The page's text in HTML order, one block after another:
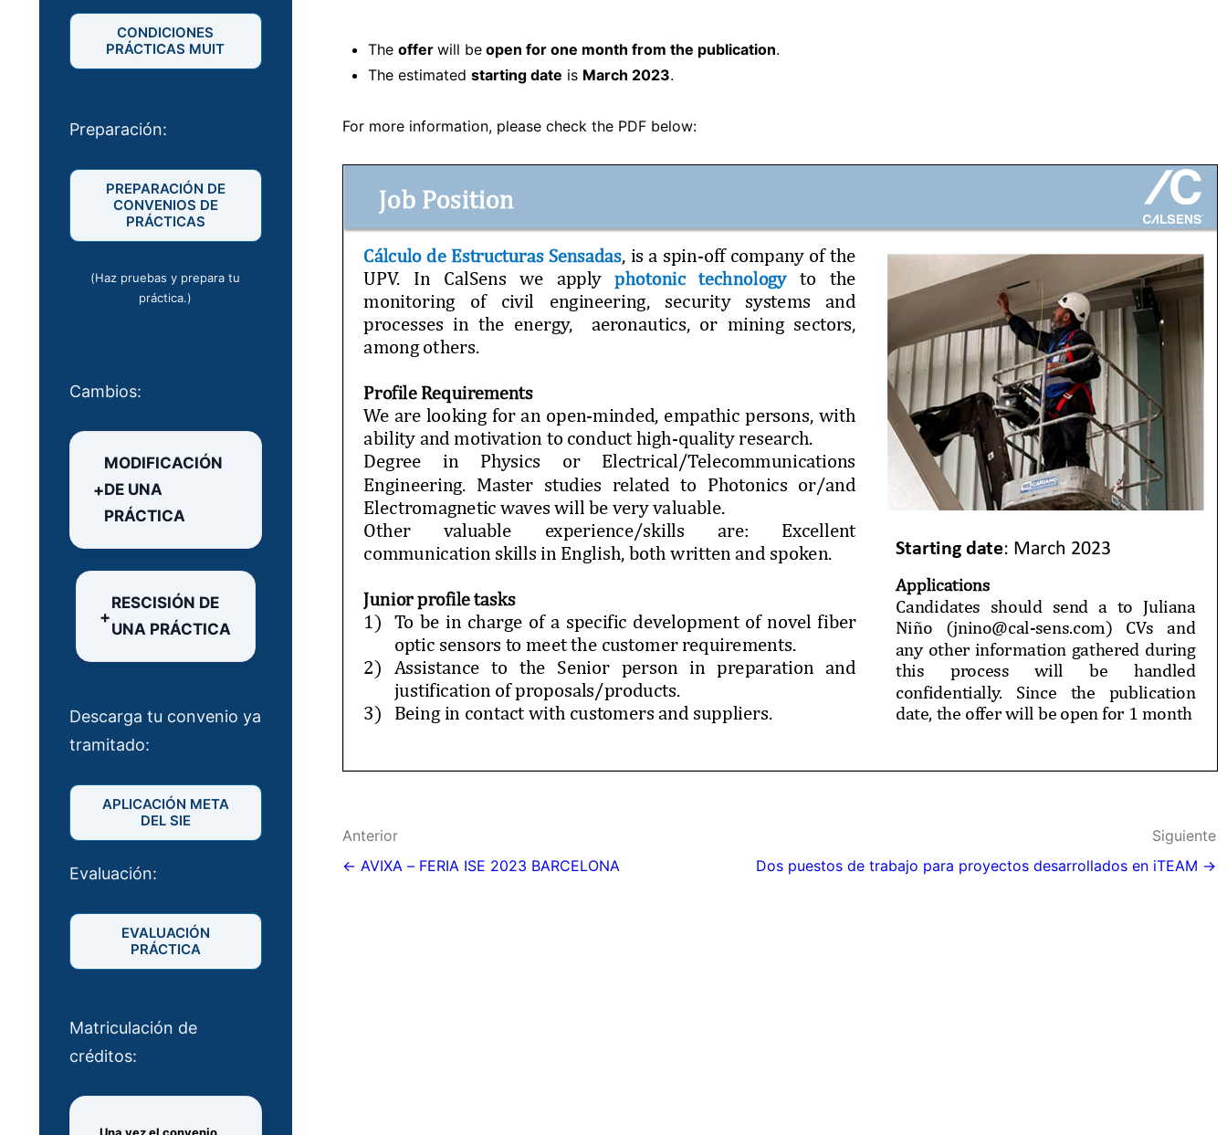
The offer will beopen for one month from the publication.
The estimated starting date is March 2023.
For more information, please check the PDF below:
Navegación
de
Anterior
← AVIXA – FERIA ISE 2023 BARCELONA
Siguiente
Dos puestos de trabajo para proyectos desarrollados en iTEAM →
CONDICIONES
PRÁCTICAS MUIT
Preparación:
PREPARACIÓN DE
CONVENIOS DE
PRÁCTICAS
(Haz pruebas y prepara tu
práctica.)
Cambios:
MODIFICACIÓN
DE UNA
PRÁCTICA
RESCISIÓN DE
UNA PRÁCTICA
Descarga tu convenio ya
tramitado:
APLICACIÓN META
DEL SIE
Evaluación:
EVALUACIÓN
PRÁCTICA
Matriculación de
créditos: